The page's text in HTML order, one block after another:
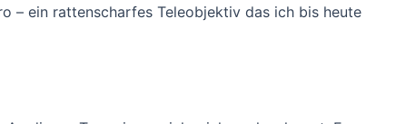
– ein rattenscharfes Teleobjektiv das ich bis heute